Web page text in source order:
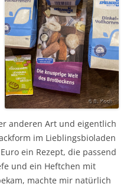
anderen Art und eigentlich
im Lieblingsbioladen
ein Rezept, die passend
und ein Heftchen mit
machte mir natürlich